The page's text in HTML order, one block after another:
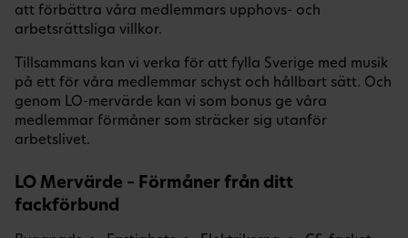
att förbättra våra medlemmars upphovs- och
arbetsrättsliga villkor.
Tillsammans kan vi verka för att fylla Sverige med musik
på ett för våra medlemmar schyst och hållbart sätt. Och
genom LO-mervärde kan vi som bonus ge våra
medlemmar förmåner som sträcker sig utanför
arbetslivet.
LO Mervärde – Förmåner från ditt
fackförbund